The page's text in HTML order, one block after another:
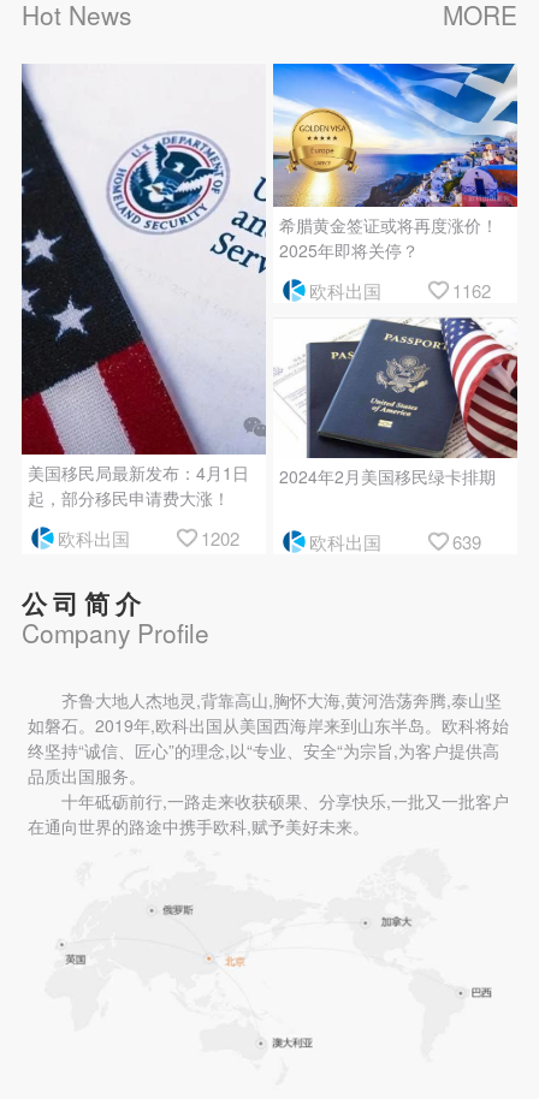
Hot News
MORE
美国移民局最新发布：4月1日
起，部分移民申请费大涨！
欧科出国 1202
希腊黄金签证或将再度涨价！
2025年即将关停？
欧科出国 1162
2024年2月美国移民绿卡排期
欧科出国 639
公司简介
Company Profile
齐鲁大地人杰地灵,背靠高山,胸怀大海,黄河浩荡奔腾,泰山坚
如磐石。2019年,欧科出国从美国西海岸来到山东半岛。欧科将始
终坚持“诚信、匠心”的理念,以“专业、安全“为宗旨,为客户提供高
品质出国服务。
十年砥砺前行,一路走来收获硕果、分享快乐,一批又一批客户
在通向世界的路途中携手欧科,赋予美好未来。